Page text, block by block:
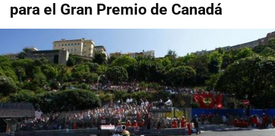
para el Gran Premio de Canadá